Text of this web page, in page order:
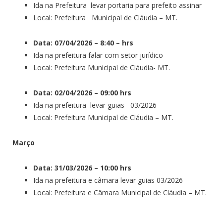
Ida na Prefeitura levar portaria para prefeito assinar
Local: Prefeitura Municipal de Cláudia – MT.
Data: 07/04/2026 – 8:40 – hrs
Ida na prefeitura falar com setor jurídico
Local: Prefeitura Municipal de Cláudia- MT.
Data: 02/04/2026 – 09:00 hrs
Ida na prefeitura levar guias 03/2026
Local: Prefeitura Municipal de Cláudia – MT.
Março
Data: 31/03/2026 – 10:00 hrs
Ida na prefeitura e câmara levar guias 03/2026
Local: Prefeitura e Câmara Municipal de Cláudia – MT.